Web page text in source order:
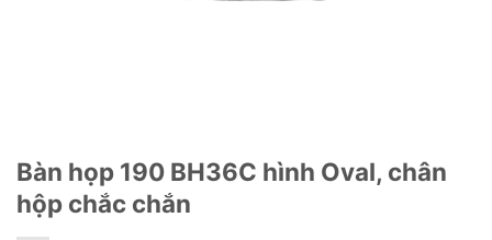
Bàn họp 190 BH36C hình Oval, chân
hộp chắc chắn